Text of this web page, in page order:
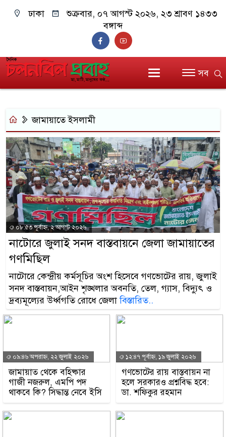
ঢাকা
শুক্রবার, ০৭ আগস্ট ২০২৬, ২৩ শ্রাবণ ১৪৩৩
বঙ্গাব্দ
সব
জামায়াতে ইসলামী
০৮:৫৩ পূর্বাহ্ন, ২ আগস্ট ২০২৬
নাটোরে জুলাই সনদ বাস্তবায়নে জেলা জামায়াতের
গণমিছিল
নাটোরে কেন্দ্রীয় কর্মসূচির অংশ হিসেবে গণভোটের রায়, জুলাই
সনদ বাস্তবায়ন,আইন শৃঙ্খলার অবনতি, তেল, গ্যাস, বিদ্যুৎ ও
দ্রব্যমূল্যের উর্ধ্বগতি রোধে জেলাবিস্তারিত..
০৯:৪৬ অপরাহ্ন, ২২ জুলাই ২০২৬
জামায়াত থেকে বহিষ্কার
গাজী নজরুল, এমপি পদ
থাকবে কি? সিদ্ধান্ত নেবে ইসি
১২:৪৭ পূর্বাহ্ন, ১৯ জুলাই ২০২৬
গণভোটের রায় বাস্তবায়ন না
হলে সরকারও প্রশ্নবিদ্ধ হবে:
ডা. শফিকুর রহমান